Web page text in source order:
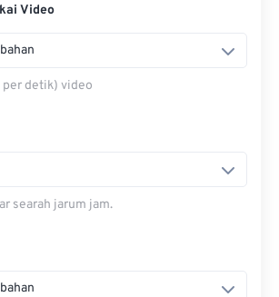
Video
per detik) video
searah jarum jam.